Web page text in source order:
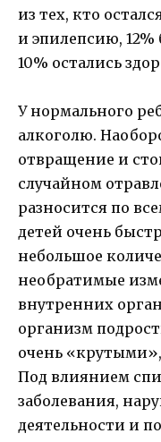
из тех, кто
и эпилепсию,
10% остались
У нормального
алкоголю.
отвращение и
случайном
разносится по
детей очень
небольшое
необратимые
внутренних
организм
очень
Под влиянием
заболевания,
деятельности и